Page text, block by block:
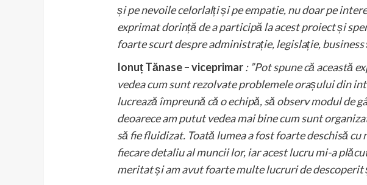
și pe nevoile celorlalți și pe empatie, nu doar pe
exprimat dorință de a participă la acest proiect și
foarte scurt despre administrație, legislație,
Ionuț Tănase – viceprimar: ”Pot spune că această
vedea cum sunt rezolvate problemele orașului din
lucrează împreună că o echipă, să observ modul de
deoarece am putut vedea mai bine cum sunt
să fie fluidizat. Toată lumea a fost foarte deschisă
fiecare detaliu al muncii lor, iar acest lucru mi-a
meritat și am avut foarte multe lucruri de descoperit